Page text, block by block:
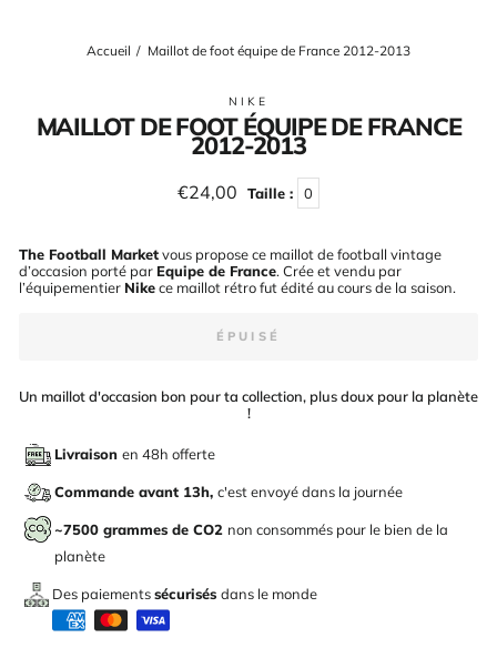
Accueil / Maillot de foot équipe de France 2012-2013
NIKE
MAILLOT DE FOOT ÉQUIPE DE FRANCE
2012-2013
Prix
régulier
€24,00 Taille : 0
The Football Marketvous propose ce maillot de football vintage
d’occasion porté par Equipe de France. Crée et vendu par
l’équipementier Nikece maillot rétro fut édité au cours de la saison.
ÉPUISÉ
Un maillot d'occasion bon pour ta collection, plus doux pour la planète
!
Livraison en 48h offerte
Commande avant 13h, c'est envoyé dans la journée
~7500 grammes de CO2 non consommés pour le bien de la
planète
Des paiementssécurisés dans le monde